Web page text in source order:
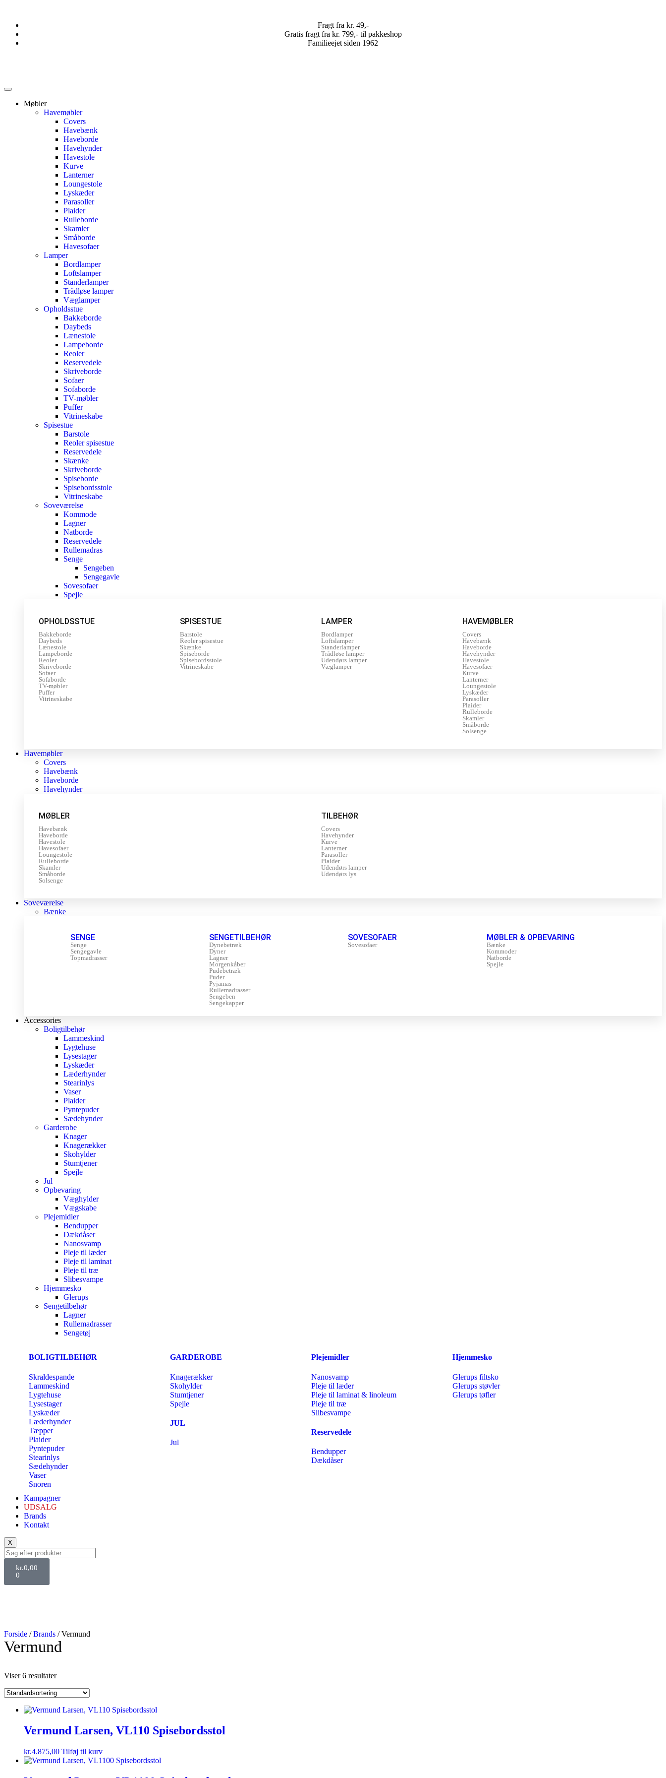
Fragt fra kr. 49,-
Gratis fragt fra kr. 799,- til pakkeshop
Familieejet siden 1962
Møbler
Havemøbler
Covers
Havebænk
Haveborde
Havehynder
Havestole
Kurve
Lanterner
Loungestole
Lyskæder
Parasoller
Plaider
Rulleborde
Skamler
Småborde
Havesofaer
Lamper
Bordlamper
Loftslamper
Standerlamper
Trådløse lamper
Væglamper
Opholdsstue
Bakkeborde
Daybeds
Lænestole
Lampeborde
Reoler
Reservedele
Skriveborde
Sofaer
Sofaborde
TV-møbler
Puffer
Vitrineskabe
Spisestue
Barstole
Reoler spisestue
Reservedele
Skænke
Skriveborde
Spiseborde
Spisebordsstole
Vitrineskabe
Soveværelse
Kommode
Lagner
Natborde
Reservedele
Rullemadras
Senge
Sengeben
Sengegavle
Sovesofaer
Spejle
OPHOLDSSTUE
Bakkeborde
Daybeds
Lænestole
Lampeborde
Reoler
Skriveborde
Sofaer
Sofaborde
TV-møbler
Puffer
Vitrineskabe
SPISESTUE
Barstole
Reoler spisestue
Skænke
Spiseborde
Spisebordsstole
Vitrineskabe
LAMPER
Bordlamper
Loftslamper
Standerlamper
Trådløse lamper
Udendørs lamper
Væglamper
HAVEMØBLER
Covers
Havebænk
Haveborde
Havehynder
Havestole
Havesofaer
Kurve
Lanterner
Loungestole
Lyskæder
Parasoller
Plaider
Rulleborde
Skamler
Småborde
Solsenge
Havemøbler
Covers
Havebænk
Haveborde
Havehynder
MØBLER
Havebænk
Haveborde
Havestole
Havesofaer
Loungestole
Rulleborde
Skamler
Småborde
Solsenge
TILBEHØR
Covers
Havehynder
Kurve
Lanterner
Parasoller
Plaider
Udendørs lamper
Udendørs lys
Soveværelse
Bænke
SENGE
Senge
Sengegavle
Topmadrasser
SENGETILBEHØR
Dynebetræk
Dyner
Lagner
Morgenkåber
Pudebetræk
Puder
Pyjamas
Rullemadrasser
Sengeben
Sengekapper
SOVESOFAER
Sovesofaer
MØBLER & OPBEVARING
Bænke
Kommoder
Natborde
Spejle
Accessories
Boligtilbehør
Lammeskind
Lygtehuse
Lysestager
Lyskæder
Læderhynder
Stearinlys
Vaser
Plaider
Pyntepuder
Sædehynder
Garderobe
Knager
Knagerækker
Skohylder
Stumtjener
Spejle
Jul
Opbevaring
Væghylder
Vægskabe
Plejemidler
Bendupper
Dækdåser
Nanosvamp
Pleje til læder
Pleje til laminat
Pleje til træ
Slibesvampe
Hjemmesko
Glerups
Sengetilbehør
Lagner
Rullemadrasser
Sengetøj
BOLIGTILBEHØR
Skraldespande
Lammeskind
Lygtehuse
Lysestager
Lyskæder
Læderhynder
Tæpper
Plaider
Pyntepuder
Stearinlys
Sædehynder
Vaser
Snoren
GARDEROBE
Knagerækker
Skohylder
Stumtjener
Spejle
JUL
Jul
Plejemidler
Nanosvamp
Pleje til læder
Pleje til laminat & linoleum
Pleje til træ
Slibesvampe
Reservedele
Bendupper
Dækdåser
Hjemmesko
Glerups filtsko
Glerups støvler
Glerups tøfler
Kampagner
UDSALG
Brands
Kontakt
X
kr.0,00
0
Forside /Brands / Vermund
Vermund
Viser 6 resultater
Vermund Larsen, VL110 Spisebordsstol
kr.4.875,00 Tilføj til kurv